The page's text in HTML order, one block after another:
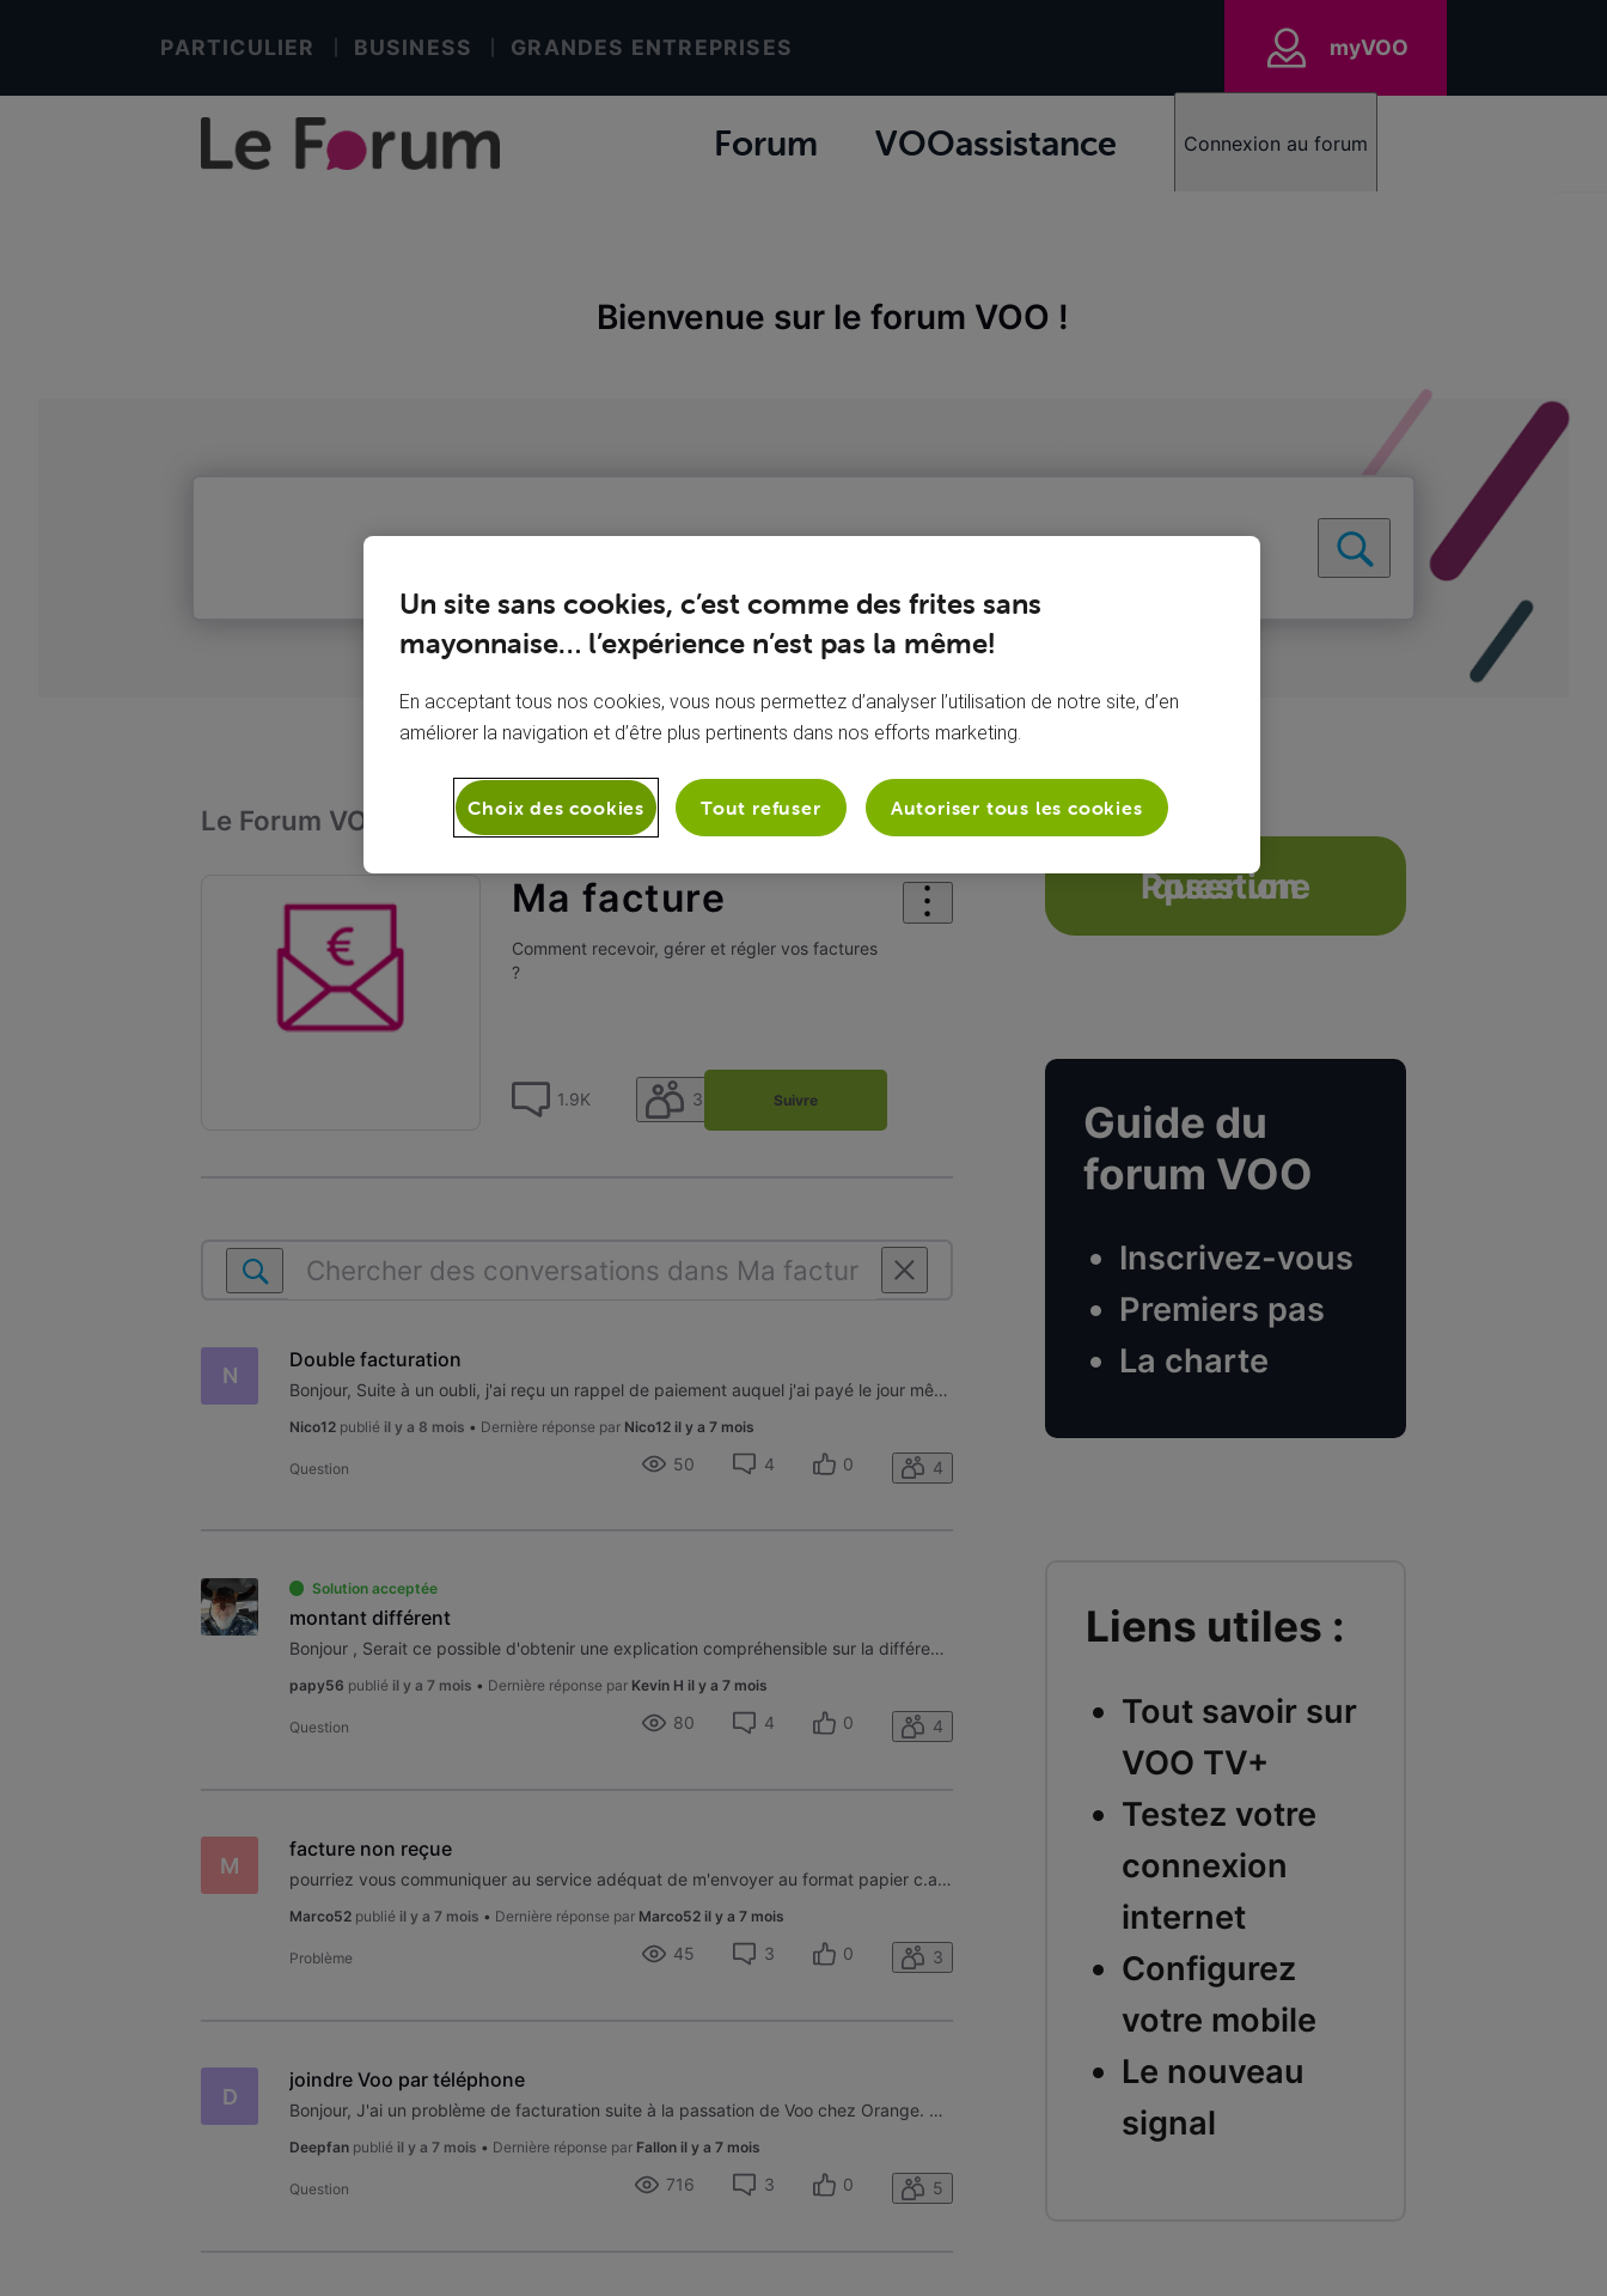
PARTICULIER BUSINESS GRANDES ENTREPRISES myVOO
Forum VOOassistance Connexion au forum
Bienvenue sur le forum VOO !
Le Forum VOO Administratif Ma facture
Ma facture
Comment recevoir, gérer et régler vos factures
?
1.9K 38 Suivre
Chercher
dans
Ma
facture
N
Double facturation
Bonjour, Suite à un oubli, j'ai reçu un rappel de paiement auquel j'ai payé le jour même. Manque de chance, le lendemain, je reçois une invitation à payer le mois suivant mais le montant est doublé car sans doute mon paiement de la veille n'a pas encore été encodé. Que dois-je faire ? D'avance merci
Nico12 publié il y a 8 mois • Dernière réponse par Nico12 il y a 7 mois
Question 50 4 0 4
Solution acceptée
montant différent
Bonjour , Serait ce possible d'obtenir une explication compréhensible sur la différence de montant sur ma facture VOO. J'ai, déjà payé le montant de 85€ ,mais je voudrais qu'on m'explique pourquoi j'ai un soldes différent de 77,55€ Merci a vous tous
papy56 publié il y a 7 mois • Dernière réponse par Kevin H il y a 7 mois
Question 80 4 0 4
M
facture non reçue
pourriez vous communiquer au service adéquat de m'envoyer au format papier c.a.d. par voie postal la facture du mois de Novembre tjr pas reçue et celle de décembre pas reçue non et cela malgré appel et demande au 078. Ceci n'est pas une question, juste l'envoi des facture. D'avance Merci
Marco52 publié il y a 7 mois • Dernière réponse par Marco52 il y a 7 mois
Problème 45 3 0 3
D
joindre Voo par téléphone
Bonjour, J'ai un problème de facturation suite à la passation de Voo chez Orange. Quand je téléphone au 5000 (pareil avec le 078/50.50.50), je tombe sur Orange qui me renvoie vers un numéro de Voo (02/808.32.43) mais impossible de parler à quelqu'un. A chaque fois, j'ai de la musique d'attente et au
Deepfan publié il y a 7 mois • Dernière réponse par Fallon il y a 7 mois
Question 716 3 0 5
Poser une question
Guide du
forum VOO
Inscrivez-vous
Premiers pas
La charte
Liens utiles :
Tout savoir sur
VOO TV+
Testez votre
connexion
internet
Configurez
votre mobile
Le nouveau
signal
Un site sans cookies, c’est comme des frites sans
mayonnaise… l’expérience n’est pas la même!
En acceptant tous nos cookies, vous nous permettez d’analyser l’utilisation de notre site, d’en
améliorer la navigation et d’être plus pertinents dans nos efforts marketing.
Tout refuser Autoriser tous les cookies
Choix des cookies